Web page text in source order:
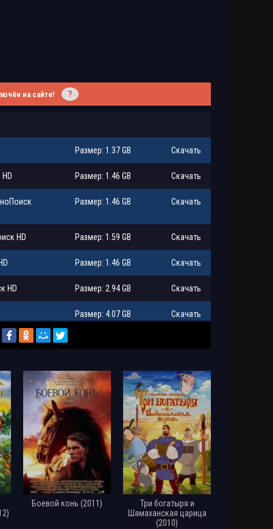
на сайте! ?
Размер: 1.37 GB Скачать
Размер: 1.46 GB Скачать
Размер: 1.46 GB Скачать
HD Размер: 1.59 GB Скачать
Размер: 1.46 GB Скачать
HD Размер: 2.94 GB Скачать
Размер: 4.07 GB Скачать
HD Размер: 332.64 MB
HD Размер: 1.46 GB Скачать
Размер: 746.58 MB Скачать
Размер: 1.37 GB Скачать
Размер: 1.46 GB Скачать
Размер: 4.07 GB Скачать
Размер: 1.42 GB Скачать
Боевой конь (2011)
Три богатыря и
Шамаханская царица
(2010)